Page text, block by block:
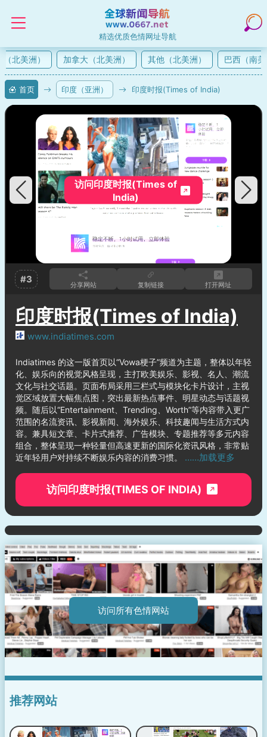
精选优质色情网址导航
北美洲） 加拿大（北美洲） 其他（北美洲） 巴西（南美
首页 印度（亚洲） 印度时报(Times of India)
访问印度时报(Times of
India)
#3 分享网站 复制链接 打开网址
印度时报(Times of India)
www.indiatimes.com
Indiatimes 的这一版首页以“Vowa梗子”频道为主题，整体以年轻
化、娱乐向的视觉风格呈现，主打欧美娱乐、影视、名人、潮流
文化与社交话题。页面布局采用三栏式与模块化卡片设计，主视
觉区域放置大幅焦点图，突出最新热点事件、明星动态与话题视
频。随后以“Entertainment、Trending、Worth”等内容带入更广
范围的名流资讯、影视新闻、海外娱乐、科技趣闻与生活方式内
容。兼具短文章、卡片式推荐、广告模块、专题推荐等多元内容
组合，整体呈现一种轻量但高速更新的国际化资讯风格，非常贴
近年轻用户对持续不断娱乐内容的消费习惯。 ……加载更多
访问印度时报(TIMES OF INDIA)
访问所有色情网站
推荐网站